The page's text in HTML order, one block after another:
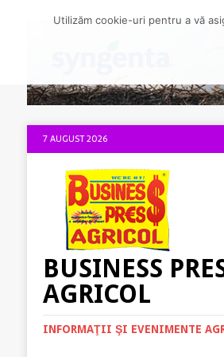
7 AUGUST 2026
BUSINESS
AGRICOL
INFORMAŢII ŞI EVENIMENTE
Utilizăm cookie-uri pentru a vă